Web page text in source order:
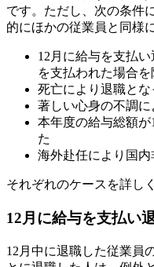
です。ただし、次の条件
的にほかの従業員と同様
12月に給与を支払
を支払われた場合を
死亡により退職とな
著しい心身の不調
本年度の給与総額
た
海外赴任により国
それぞれのケースを詳し
12月に給与を支払い
12月中に退職した従業員